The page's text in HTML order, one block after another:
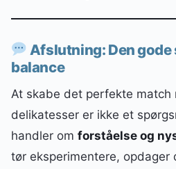
Afslutning: Den gode
balance
At skabe det perfekte match
delikatesser er ikke et
handler om forståelse og
tør eksperimentere, opdager